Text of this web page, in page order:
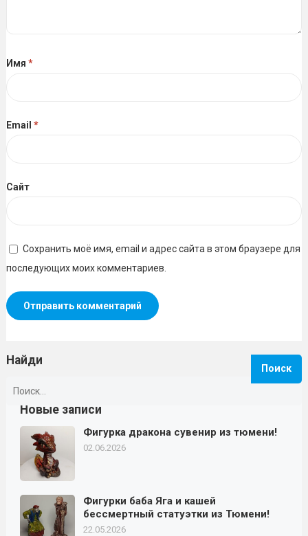
Имя *
Email *
Сайт
Сохранить моё имя, email и адрес сайта в этом браузере для
последующих моих комментариев.
Найди
Новые записи
Фигурка дракона сувенир из тюмени!
02.06.2026
Фигурки баба Яга и кашей
бессмертный статуэтки из Тюмени!
22.05.2026